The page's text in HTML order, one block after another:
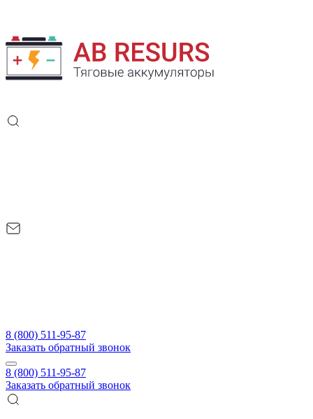
8 (800) 511-95-87
Заказать обратный звонок
8 (800) 511-95-87
Заказать обратный звонок